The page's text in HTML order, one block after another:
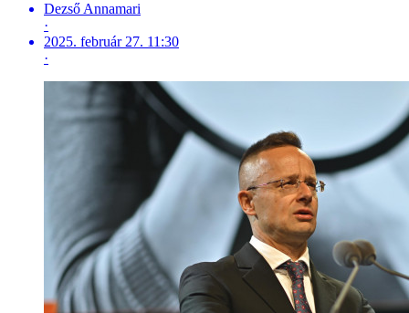
Dezső Annamari
·
2025. február 27. 11:30
·